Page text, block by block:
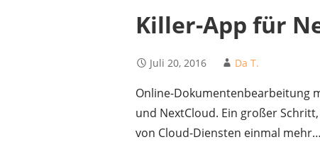
Killer-App für
Juli 20, 2016 Da T.
Online-Dokumentenbearbeitung
und NextCloud. Ein großer
von Cloud-Diensten einmal mehr…